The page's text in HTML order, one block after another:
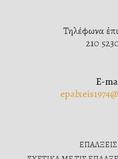
Τηλέφωνα
210
E-
ΕΠΑΛΞΕΙΣ